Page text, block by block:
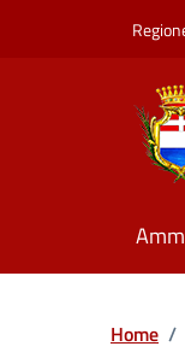
Home /